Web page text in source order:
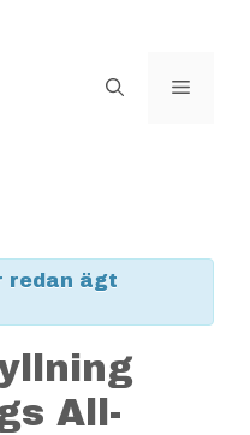
Meny
redan ägt
All-